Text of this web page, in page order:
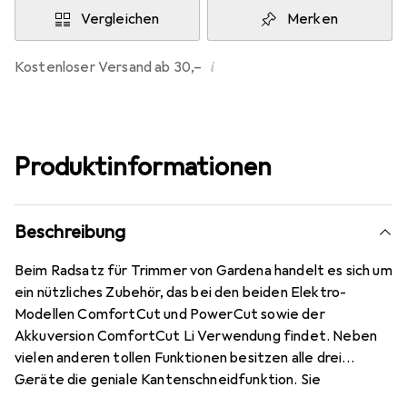
Vergleichen Merken
Kostenloser Versand ab 30,– i
Produktinformationen
Beschreibung
Beim Radsatz für Trimmer von Gardena handelt es sich um
ein nützliches Zubehör, das bei den beiden Elektro-
Modellen ComfortCut und PowerCut sowie der
Akkuversion ComfortCut Li Verwendung findet. Neben
vielen anderen tollen Funktionen besitzen alle drei
Geräte die geniale Kantenschneidfunktion. Sie